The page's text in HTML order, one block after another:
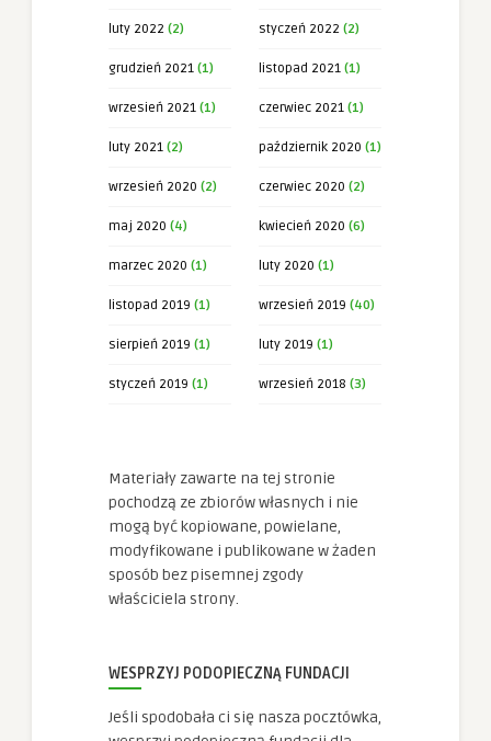
luty 2022 (2) styczeń 2022 (2)
grudzień 2021 (1) listopad 2021 (1)
wrzesień 2021 (1) czerwiec 2021 (1)
luty 2021 (2) październik 2020 (1)
wrzesień 2020 (2) czerwiec 2020 (2)
maj 2020 (4) kwiecień 2020 (6)
marzec 2020 (1) luty 2020 (1)
listopad 2019 (1) wrzesień 2019 (40)
sierpień 2019 (1) luty 2019 (1)
styczeń 2019 (1) wrzesień 2018 (3)
Materiały zawarte na tej stronie
pochodzą ze zbiorów własnych i nie
mogą być kopiowane, powielane,
modyfikowane i publikowane w żaden
sposób bez pisemnej zgody
właściciela strony.
WESPRZYJ PODOPIECZNĄ FUNDACJI
Jeśli spodobała ci się nasza pocztówka,